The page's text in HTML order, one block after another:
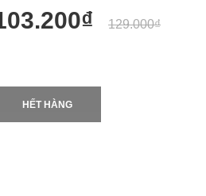
129.000₫
HẾT HÀNG